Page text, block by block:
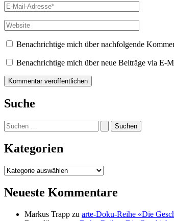
E-
Mail-
Adresse*
Website
Benachrichtige mich über nachfolgende
Benachrichtige mich über neue Beiträge via E-
Suche
Suchen
nach:
Kategorien
Kategorien
Neueste Kommentare
Markus Trapp zu arte-Doku-Reihe «Die